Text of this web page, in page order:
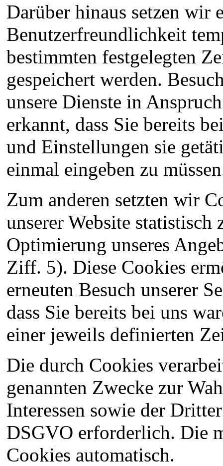
Darüber hinaus setzen wir
Benutzerfreundlichkeit
bestimmten festgelegten
gespeichert werden.
unsere Dienste in
erkannt, dass Sie bereits
und Einstellungen sie
einmal eingeben zu
Zum anderen setzten wir
unserer Website statistisch
Optimierung unseres
Ziff. 5). Diese Cookies
erneuten Besuch unserer
dass Sie bereits bei uns
einer jeweils definierten
Die durch Cookies
genannten Zwecke zur
Interessen sowie der
DSGVO erforderlich. Die
Cookies automatisch.